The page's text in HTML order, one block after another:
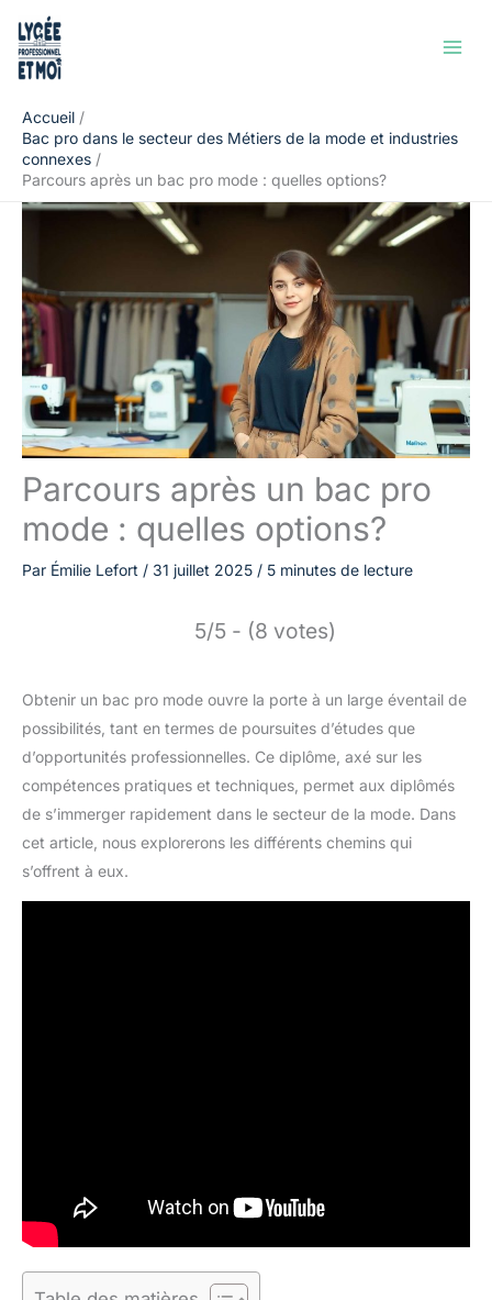
contenu
Accueil
Bac pro dans le secteur des Métiers de la mode et industries
connexes
Parcours après un bac pro mode : quelles options?
Parcours après un bac pro
mode : quelles options?
Par Émilie Lefort / 31 juillet 2025 / 5 minutes de lecture
5/5 - (8 votes)
Obtenir un bac pro mode ouvre la porte à un large éventail de
possibilités, tant en termes de poursuites d’études que
d’opportunités professionnelles. Ce diplôme, axé sur les
compétences pratiques et techniques, permet aux diplômés
de s’immerger rapidement dans le secteur de la mode. Dans
cet article, nous explorerons les différents chemins qui
s’offrent à eux.
Rechercher